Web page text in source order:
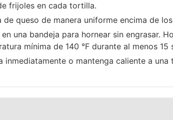
frijoles en cada tortilla.
de queso de manera uniforme encima de
una bandeja para hornear sin engrasar.
mínima de 140 °F durante al menos 15
inmediatamente o mantenga caliente a una